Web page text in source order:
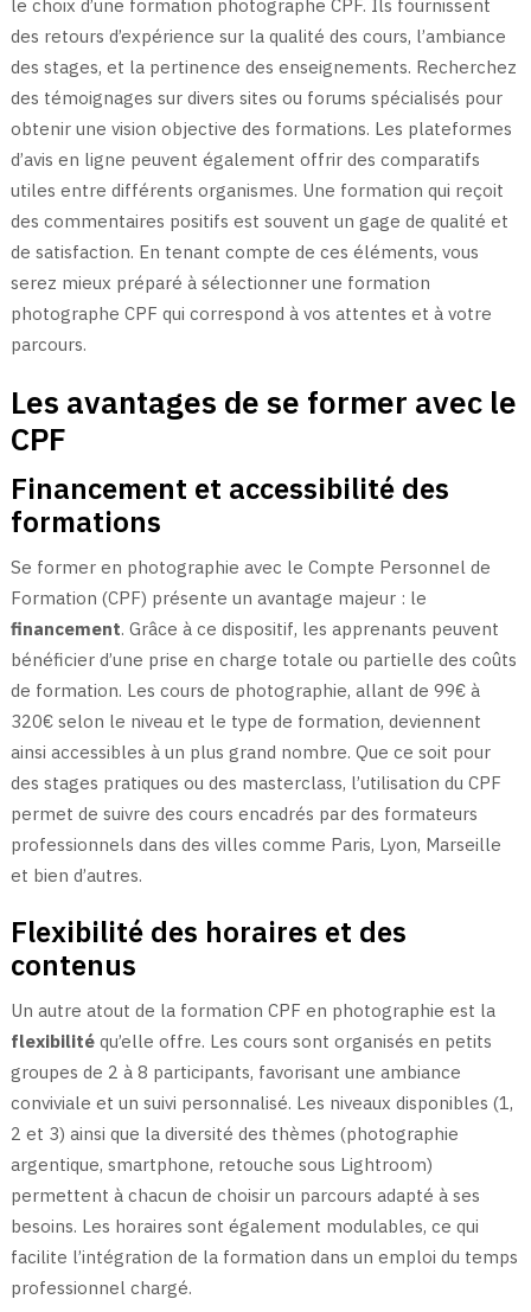
le choix d’une formation photographe CPF. Ils fournissent
des retours d’expérience sur la qualité des cours, l’ambiance
des stages, et la pertinence des enseignements. Recherchez
des témoignages sur divers sites ou forums spécialisés pour
obtenir une vision objective des formations. Les plateformes
d’avis en ligne peuvent également offrir des comparatifs
utiles entre différents organismes. Une formation qui reçoit
des commentaires positifs est souvent un gage de qualité et
de satisfaction. En tenant compte de ces éléments, vous
serez mieux préparé à sélectionner une formation
photographe CPF qui correspond à vos attentes et à votre
parcours.
Les avantages de se former avec le
CPF
Financement et accessibilité des
formations
Se former en photographie avec le Compte Personnel de
Formation (CPF) présente un avantage majeur : le
financement. Grâce à ce dispositif, les apprenants peuvent
bénéficier d’une prise en charge totale ou partielle des coûts
de formation. Les cours de photographie, allant de 99€ à
320€ selon le niveau et le type de formation, deviennent
ainsi accessibles à un plus grand nombre. Que ce soit pour
des stages pratiques ou des masterclass, l’utilisation du CPF
permet de suivre des cours encadrés par des formateurs
professionnels dans des villes comme Paris, Lyon, Marseille
et bien d’autres.
Flexibilité des horaires et des
contenus
Un autre atout de la formation CPF en photographie est la
flexibilitéqu’elle offre. Les cours sont organisés en petits
groupes de 2 à 8 participants, favorisant une ambiance
conviviale et un suivi personnalisé. Les niveaux disponibles (1,
2 et 3) ainsi que la diversité des thèmes (photographie
argentique, smartphone, retouche sous Lightroom)
permettent à chacun de choisir un parcours adapté à ses
besoins. Les horaires sont également modulables, ce qui
facilite l’intégration de la formation dans un emploi du temps
professionnel chargé.